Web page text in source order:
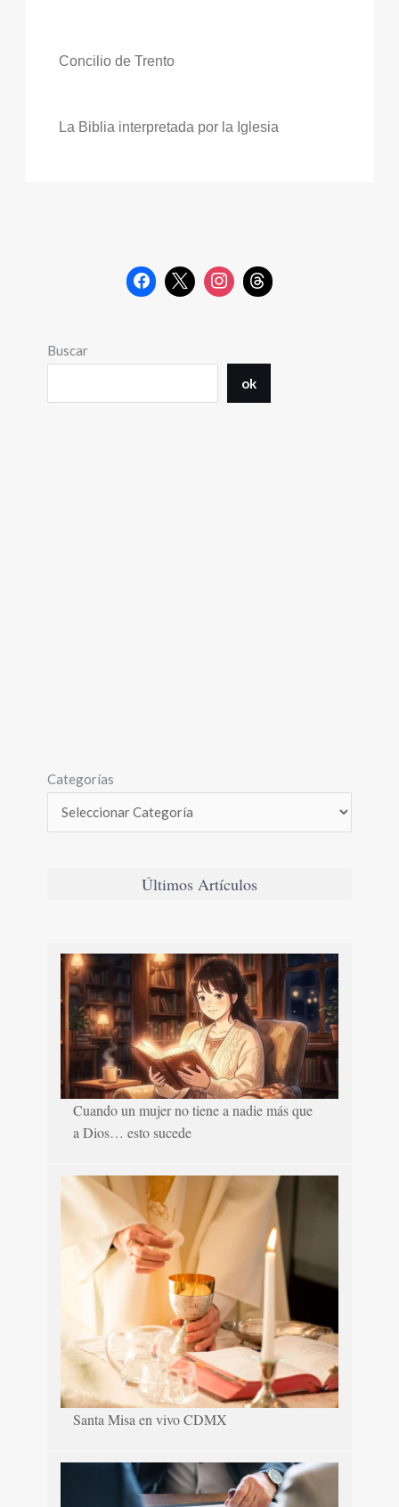
Concilio de Trento
La Biblia interpretada por la Iglesia
Buscar
ok
Categorías
Últimos Artículos
Cuando un mujer no tiene a nadie más que
a Dios… esto sucede
Santa Misa en vivo CDMX